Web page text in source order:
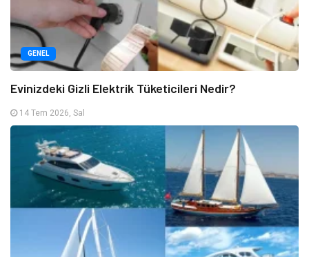
GENEL
Evinizdeki Gizli Elektrik Tüketicileri Nedir?
14 Tem 2026, Sal